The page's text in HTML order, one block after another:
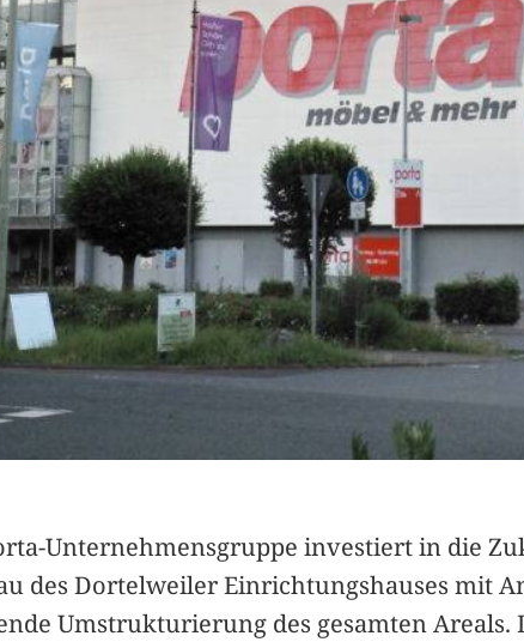
Unternehmensgruppe investiert in die
des Dortelweiler Einrichtungshauses mit
Umstrukturierung des gesamten